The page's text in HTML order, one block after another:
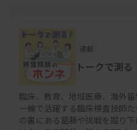
アシスタント
川口 延枝
検査センターおよび民間
10年のキャリアを積んだ
移す。その間、海外経験
連載
トークで測
臨床、教育、地域医療、海外
一線で活躍する臨床検査技師
の裏にある葛藤や挑戦を掘り